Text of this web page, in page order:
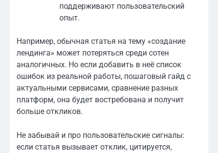
поддерживают пользовательский
опыт.
Например, обычная статья на тему «создание
лендинга» может потеряться среди сотен
аналогичных. Но если добавить в неё список
ошибок из реальной работы, пошаговый гайд с
актуальными сервисами, сравнение разных
платформ, она будет востребована и получит
больше откликов.
Не забывай и про пользовательские сигналы:
если статья вызывает отклик, цитируется,